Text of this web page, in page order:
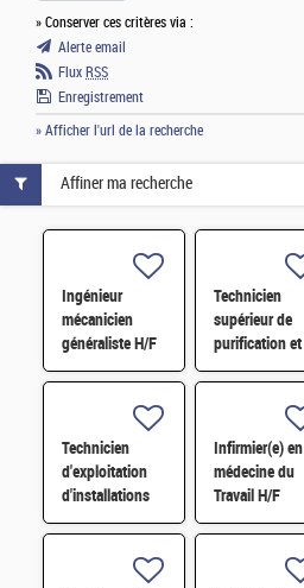
» Conserver ces critères via :
Alerte email
Flux RSS
Enregistrement
» Afficher l'url de la recherche
Ingénieur
mécanicien
généraliste H/F
Technicien
supérieur de
purification et
fabrication en
Technicien
d'exploitation
d'installations
H/F
Infirmier(e) en
médecine du
Travail H/F
Affiner ma recherche